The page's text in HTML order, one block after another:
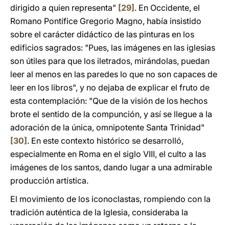
dirigido a quien representa" [29] . En Occidente, el
Romano Pontífice Gregorio Magno, había insistido
sobre el carácter didáctico de las pinturas en los
edificios sagrados: "Pues, las imágenes en las iglesias
son útiles para que los iletrados, mirándolas, puedan
leer al menos en las paredes lo que no son capaces de
leer en los libros", y no dejaba de explicar el fruto de
esta contemplación: "Que de la visión de los hechos
brote el sentido de la compunción, y así se llegue a la
adoración de la única, omnipotente Santa Trinidad"
[30] . En este contexto histórico se desarrolló,
especialmente en Roma en el siglo VIII, el culto a las
imágenes de los santos, dando lugar a una admirable
producción artística.
El movimiento de los iconoclastas, rompiendo con la
tradición auténtica de la Iglesia, consideraba la